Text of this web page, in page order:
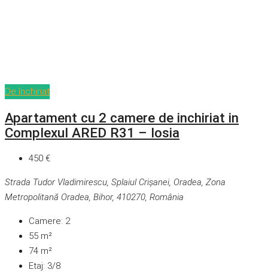
De închiriat
Apartament cu 2 camere de inchiriat in
Complexul ARED R31 – Iosia
450 €
Strada Tudor Vladimirescu, Splaiul Crișanei, Oradea, Zona
Metropolitană Oradea, Bihor, 410270, România
Camere: 2
55 m²
74 m²
Etaj: 3/8